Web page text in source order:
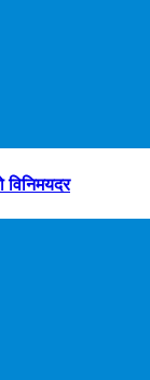
विनिमयदर